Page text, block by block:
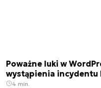
Poważne luki w
wystąpienia incydentu
4 min.